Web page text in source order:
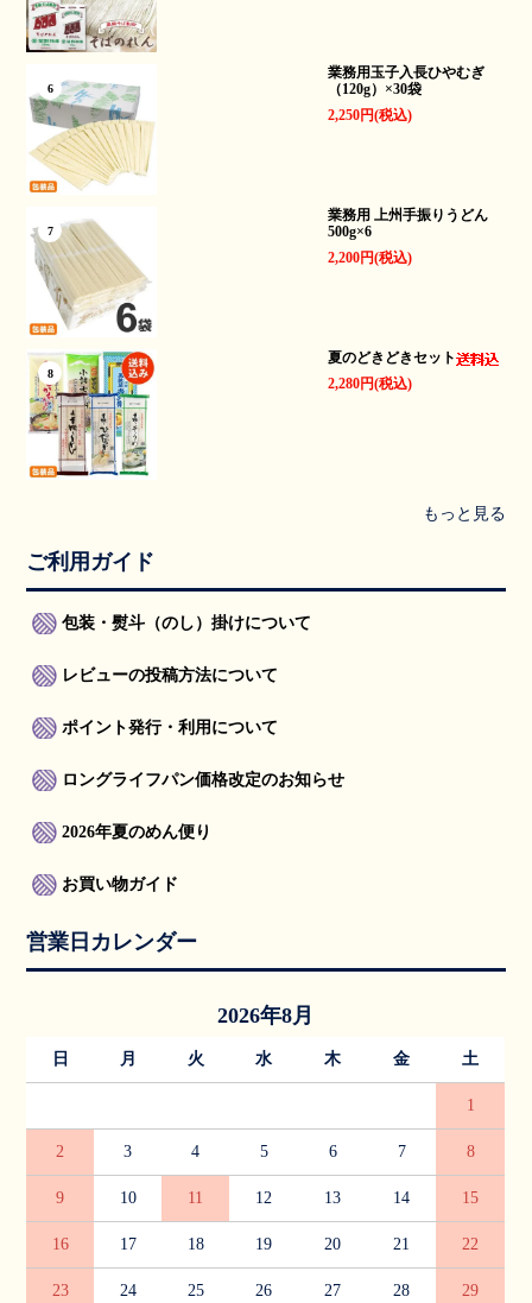
6
業務用玉子入長ひやむぎ
（120g）×30袋
2,250円(税込)
7
業務用 上州手振りうどん
500g×6
2,200円(税込)
8
夏のどきどきセット
2,280円(税込)
もっと見る
ご利用ガイド
包装・熨斗（のし）掛けについて
レビューの投稿方法について
ポイント発行・利用について
ロングライフパン価格改定のお知らせ
2026年夏のめん便り
お買い物ガイド
営業日カレンダー
2026年8月
日 月 火 水 木 金 土
1
2 3 4 5 6 7 8
9 10 11 12 13 14 15
16 17 18 19 20 21 22
23 24 25 26 27 28 29